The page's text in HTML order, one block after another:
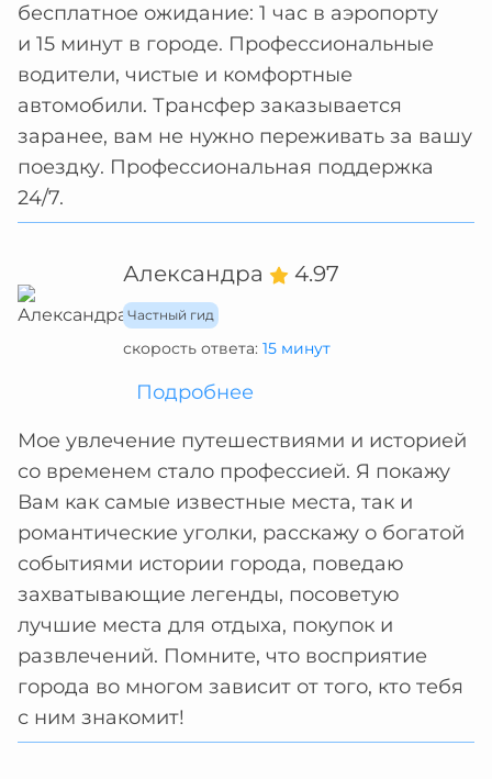
бесплатное ожидание: 1 час в аэропорту
и 15 минут в городе. Профессиональные
водители, чистые и комфортные
автомобили. Трансфер заказывается
заранее, вам не нужно переживать за вашу
поездку. Профессиональная поддержка
24/7.
Александра 4.97
Частный гид
скорость ответа: 15 минут
Подробнее
Мое увлечение путешествиями и историей
со временем стало профессией. Я покажу
Вам как самые известные места, так и
романтические уголки, расскажу о богатой
событиями истории города, поведаю
захватывающие легенды, посоветую
лучшие места для отдыха, покупок и
развлечений. Помните, что восприятие
города во многом зависит от того, кто тебя
с ним знакомит!